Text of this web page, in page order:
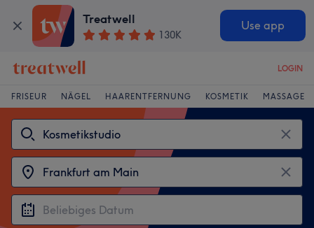
Treatwell
130K
Use app
LOGIN
FRISEUR NÄGEL HAARENTFERNUNG KOSMETIK MASSAGE